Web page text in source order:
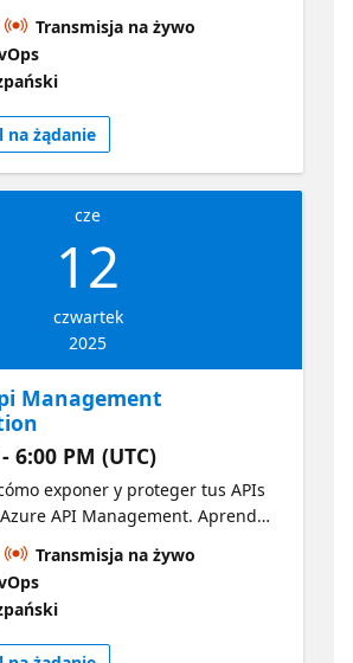
los fundamentos de
configuración de clústeres y
para ejecutar cargas de
en producción. Azure
Service (AKS)
Transmisja na żywo
na żądanie
cze
12
czwartek
2025
Management
6:00 PM (UTC)
exponer y proteger tus APIs
API Management. Aprende
de enlace seguras para tus
aplicar políticas de acceso
el uso de tus APIs. Arquitectura
de API en Azure
Transmisja na żywo